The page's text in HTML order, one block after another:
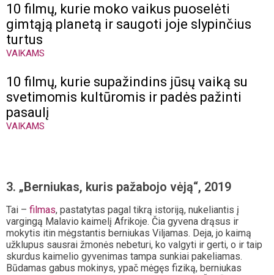
10 filmų, kurie moko vaikus puoselėti
gimtąją planetą ir saugoti joje slypinčius
turtus
VAIKAMS
10 filmų, kurie supažindins jūsų vaiką su
svetimomis kultūromis ir padės pažinti
pasaulį
VAIKAMS
3. „Berniukas, kuris pažabojo vėją“, 2019
Tai – filmas, pastatytas pagal tikrą istoriją, nukeliantis į
vargingą Malavio kaimelį Afrikoje. Čia gyvena drąsus ir
mokytis itin mėgstantis berniukas Viljamas. Deja, jo kaimą
užklupus sausrai žmonės nebeturi, ko valgyti ir gerti, o ir taip
skurdus kaimelio gyvenimas tampa sunkiai pakeliamas.
Būdamas gabus mokinys, ypač mėgęs fiziką, berniukas